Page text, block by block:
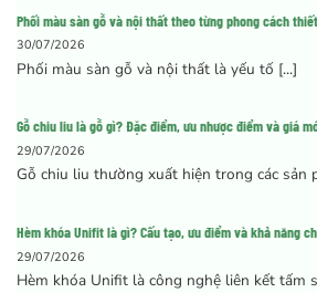
Phối màu sàn gỗ và nội thất theo từng phong cách
30/07/2026
Phối màu sàn gỗ và nội thất là yếu tố [...]
Gỗ chiu liu là gỗ gì? Đặc điểm, ưu nhược điểm và giá
29/07/2026
Gỗ chiu liu thường xuất hiện trong các sản
Hèm khóa Unifit là gì? Cấu tạo, ưu điểm và khả năng
29/07/2026
Hèm khóa Unifit là công nghệ liên kết tấm